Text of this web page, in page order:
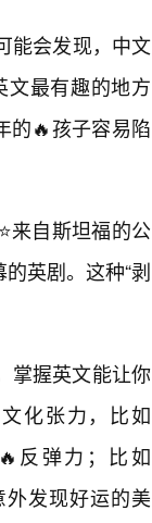
能会发现，中文
文最有趣的地方
的🔥孩子容易陷
来自斯坦福的公
英剧。这种“剥
掌握英文能让你
化张力，比如
反弹力；比如
外发现好运的美